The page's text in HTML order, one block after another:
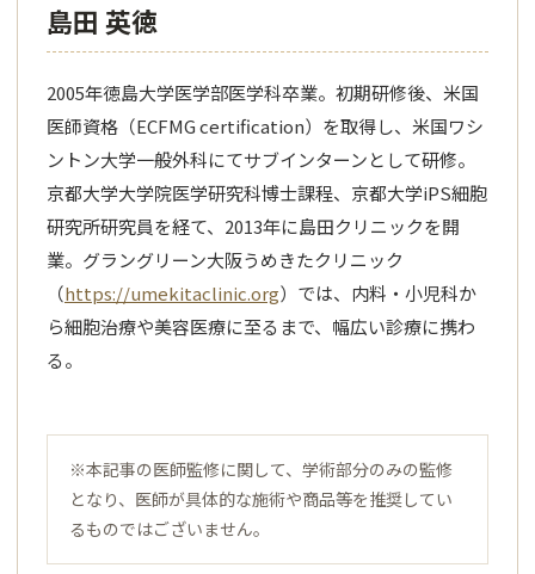
島田 英徳
2005年徳島大学医学部医学科卒業。初期研修後、米国
医師資格（ECFMG certification）を取得し、米国ワシ
ントン大学一般外科にてサブインターンとして研修。
京都大学大学院医学研究科博士課程、京都大学iPS細胞
研究所研究員を経て、2013年に島田クリニックを開
業。グラングリーン大阪うめきたクリニック
（https://umekitaclinic.org）では、内料・小児科か
ら細胞治療や美容医療に至るまで、幅広い診療に携わ
る。
※本記事の医師監修に関して、学術部分のみの監修
となり、医師が具体的な施術や商品等を推奨してい
るものではございません。